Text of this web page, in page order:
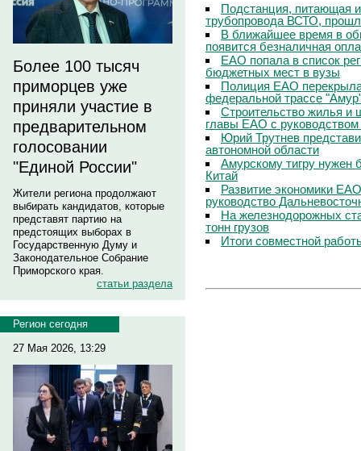
Более 100 тысяч
приморцев уже
приняли участие в
предварительном
голосовании
"Единой России"
Жители региона продолжают
выбирать кандидатов, которые
представят партию на
предстоящих выборах в
Государственную Думу и
Законодательное Собрание
Приморского края.
статьи раздела
Регион сегодня
27 Мая 2026, 13:29
Подстанция, питающая
трубопровода ВСТО,
В ближайшее время в
появится безналичная
ЕАО попала в список
бюджетных мест в вузы
Полиция ЕАО
федеральной трассе
Строительство жилья и
главы ЕАО с
Юрий Трутнев
автономной области
Амурскому тигру нужен
Китай
Развитие экономики
руководство
На железнодорожных
тонн грузов
Итоги совместной